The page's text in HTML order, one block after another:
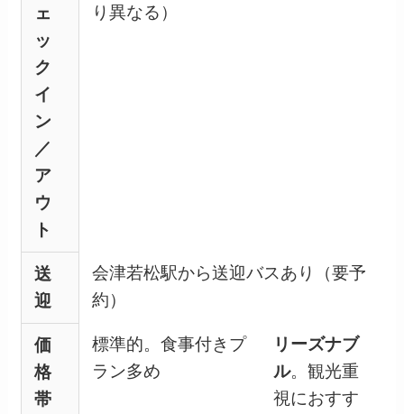
ェ
ッ
ク
イ
ン
／
ア
ウ
ト
り異なる）
送
迎
会津若松駅から送迎バスあり（要予
約）
価
格
帯
標準的。食事付きプ
ラン多め
リーズナブ
ル。観光重
視におすす